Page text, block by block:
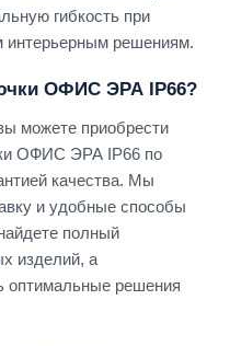
гибкость при
решениям.
ОФИС ЭРА IP66?
можете приобрести
ОФИС ЭРА IP66 по
качества. Мы
и удобные способы
полный
изделий, а
оптимальные решения